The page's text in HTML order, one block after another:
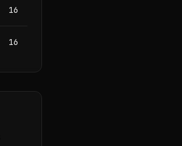
16
16